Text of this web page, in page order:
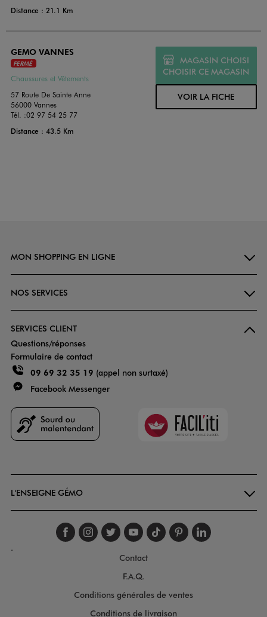
Distance : 21.1 Km
GEMO VANNES
FERMÉ
Chaussures et Vêtements
57 Route De Sainte Anne
56000 Vannes
Tél. :02 97 54 25 77
Distance : 43.5 Km
MAGASIN CHOISI
CHOISIR CE MAGASIN
VOIR LA FICHE
MON SHOPPING EN LIGNE
NOS SERVICES
SERVICES CLIENT
Questions/réponses
Formulaire de contact
09 69 32 35 19 (appel non surtaxé)
Facebook Messenger
Faciliti
L'ENSEIGNE GÉMO
Suivez-nous sur
Suivez-nous sur
Suivez-nous sur
Suivez-nous
Suivez-nous
Suivez-
.
Contact
F.A.Q.
Conditions générales de ventes
Conditions de livraison